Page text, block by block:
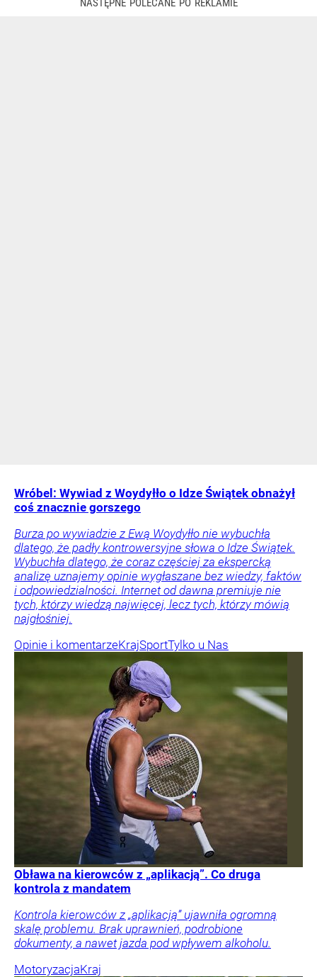
Wróbel: Wywiad z Woydyłło o Idze Świątek obnażył
coś znacznie gorszego
Burza po wywiadzie z Ewą Woydyłło nie wybuchła
dlatego, że padły kontrowersyjne słowa o Idze Świątek.
Wybuchła dlatego, że coraz częściej za ekspercką
analizę uznajemy opinie wygłaszane bez wiedzy, faktów
i odpowiedzialności. Internet od dawna premiuje nie
tych, którzy wiedzą najwięcej, lecz tych, którzy mówią
najgłośniej.
Opinie i komentarzeKrajSportTylko u Nas
Obława na kierowców z „aplikacją”. Co druga
kontrola z mandatem
Kontrola kierowców z „aplikacją” ujawniła ogromną
skalę problemu. Brak uprawnień, podrobione
dokumenty, a nawet jazda pod wpływem alkoholu.
MotoryzacjaKraj